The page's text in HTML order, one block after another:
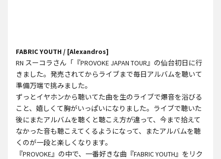
FABRIC YOUTH / [Alexandros]
RN スーコラさん「『PROVOKE JAPAN TOUR』の仙台初日に行
きました。発売されてからライブまで毎日アルバムを聴いて
準備万端で挑みました。
ずっとイヤホンから聴いてた曲を生のライブで爆音を浴びる
こと、嬉しくて胸がいっぱいになりました。ライブで聴いた
後にまたアルバムを聴くと聴こえ方が違って、今まで拾えて
なかった音も聴こえてくるようになって、またアルバムを聴
くのが一段と楽しくなります。
『PROVOKE』の中で、一番好きな曲『FABRIC YOUTH』をリク